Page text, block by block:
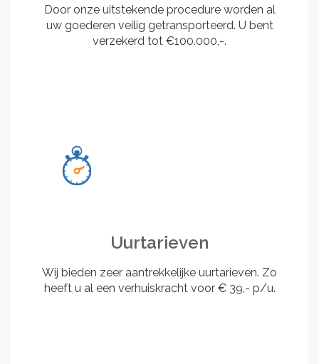
Door onze uitstekende procedure worden al
uw goederen veilig getransporteerd. U bent
verzekerd tot €100.000,-.
Uurtarieven
Wij bieden zeer aantrekkelijke uurtarieven. Zo
heeft u al een verhuiskracht voor € 39,- p/u.